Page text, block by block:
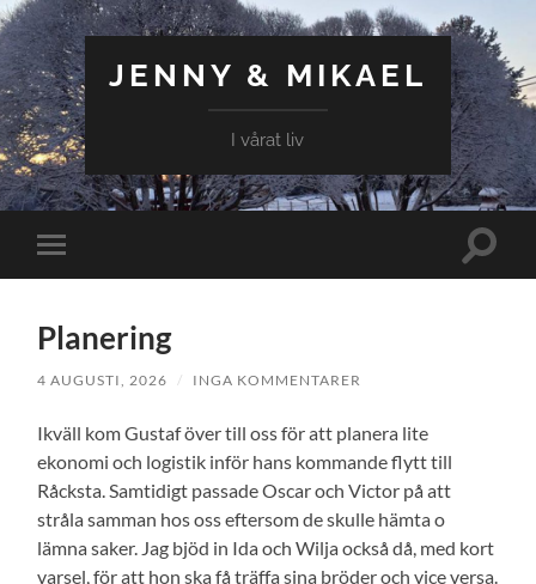
JENNY & MIKAEL
I vårat liv
Slå
på/av
Slå
Planering
4 AUGUSTI, 2026 / INGA KOMMENTARER
Ikväll kom Gustaf över till oss för att planera lite
ekonomi och logistik inför hans kommande flytt till
Råcksta. Samtidigt passade Oscar och Victor på att
stråla samman hos oss eftersom de skulle hämta o
lämna saker. Jag bjöd in Ida och Wilja också då, med kort
varsel, för att hon ska få träffa sina bröder och vice versa.